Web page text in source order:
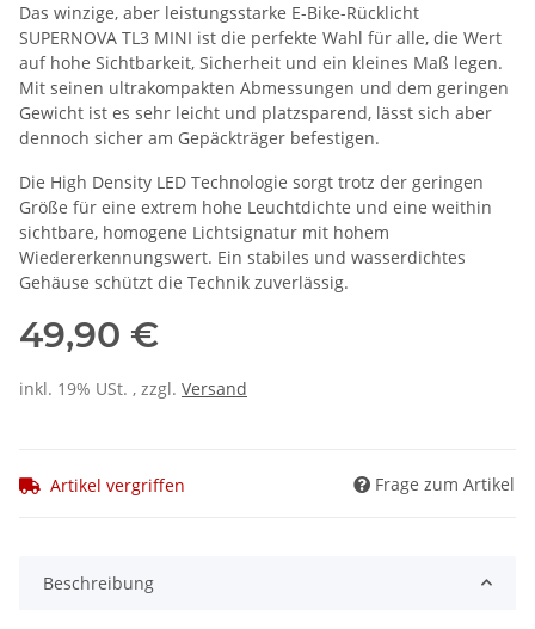
Das winzige, aber leistungsstarke E-Bike-Rücklicht
SUPERNOVA TL3 MINI ist die perfekte Wahl für alle, die Wert
auf hohe Sichtbarkeit, Sicherheit und ein kleines Maß legen.
Mit seinen ultrakompakten Abmessungen und dem geringen
Gewicht ist es sehr leicht und platzsparend, lässt sich aber
dennoch sicher am Gepäckträger befestigen.
Die High Density LED Technologie sorgt trotz der geringen
Größe für eine extrem hohe Leuchtdichte und eine weithin
sichtbare, homogene Lichtsignatur mit hohem
Wiedererkennungswert. Ein stabiles und wasserdichtes
Gehäuse schützt die Technik zuverlässig.
49,90 €
inkl. 19% USt. , zzgl. Versand
Artikel vergriffen Frage zum Artikel
Beschreibung